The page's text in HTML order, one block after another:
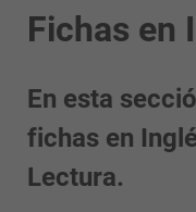
Fichas en
En esta
fichas en
Lectura.